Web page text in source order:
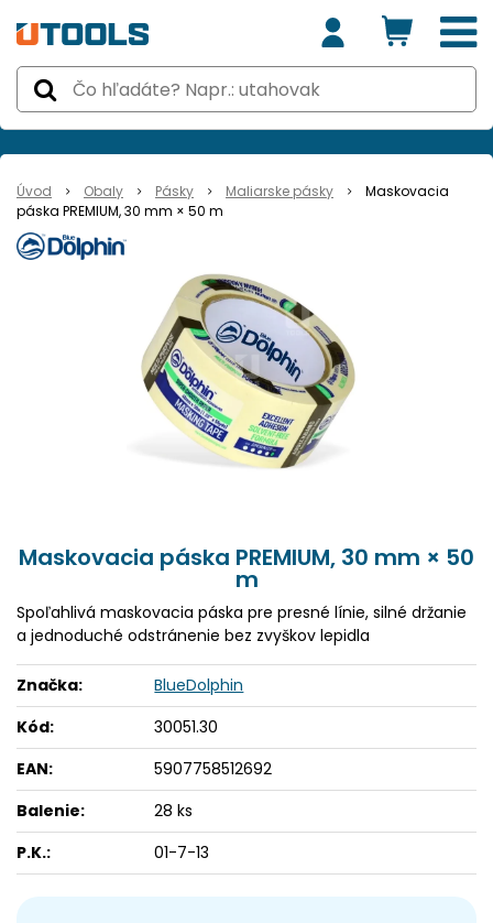
Úvod Obaly Pásky Maliarske pásky
Maskovacia
páska PREMIUM, 30 mm × 50 m
Maskovacia páska PREMIUM, 30 mm × 50
m
Spoľahlivá maskovacia páska pre presné línie, silné držanie
a jednoduché odstránenie bez zvyškov lepidla
Značka:
BlueDolphin
Kód:
30051.30
EAN:
5907758512692
Balenie:
28 ks
P.K.:
01-7-13